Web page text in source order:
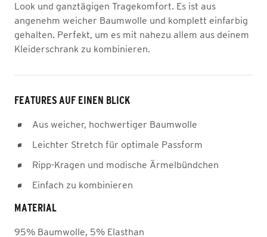
Look und ganztägigen Tragekomfort. Es ist aus
angenehm weicher Baumwolle und komplett einfarbig
gehalten. Perfekt, um es mit nahezu allem aus deinem
Kleiderschrank zu kombinieren.
FEATURES AUF EINEN BLICK
Aus weicher, hochwertiger Baumwolle
Leichter Stretch für optimale Passform
Ripp-Kragen und modische Ärmelbündchen
Einfach zu kombinieren
MATERIAL
95% Baumwolle, 5% Elasthan